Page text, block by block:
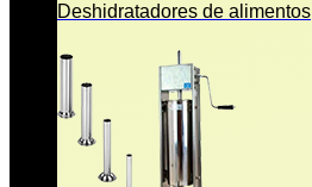
Deshidratadores de alimentos